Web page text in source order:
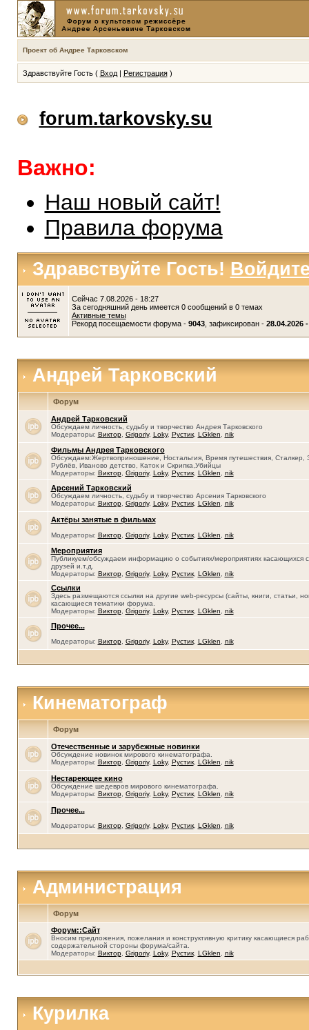
Проект об Андрее Тарковском
Здравствуйте Гость ( Вход| Регистрация)
forum.tarkovsky.su
Важно:
Наш новый сайт!
Правила форума
Здравствуйте Гость!
Сейчас 7.08.2026 - 18:27
За сегодняшний день имеется 0 сообщений в 0 темах
Активные темы
Рекорд посещаемости форума - 9043, зафиксирован - 28.04.2026
Андрей Тарковский
Форум
Андрей Тарковский
Обсуждаем личность, судьбу и творчество Андрея Тарковского
Модераторы: Виктор, Grigoriy, Loky, Рустик, LGklen nik
Фильмы Андрея Тарковского
Обсуждаем:Жертвоприношение, Ностальгия, Время путешествия, Сталкер,
Рублёв, Иваново детство, Каток и Скрипка,Убийцы
Модераторы: Виктор, Grigoriy, Loky, Рустик, LGklen nik
Арсений Тарковский
Обсуждаем личность, судьбу и творчество Арсения Тарковского
Модераторы: Виктор, Grigoriy, Loky, Рустик, LGklen nik
Актёры занятые в фильмах
Модераторы: Виктор, Grigoriy, Loky, Рустик, LGklen nik
Мероприятия
Публикуем/обсуждаем информацию о событиях/мероприятиях касающихся
друзей и.т.д.
Модераторы: Виктор, Grigoriy, Loky, Рустик, LGklen nik
Ссылки
Здесь размещаются ссылки на другие web-ресурсы (сайты, книги, статьи,
касающиеся тематики форума.
Модераторы: Виктор, Grigoriy, Loky, Рустик, LGklen nik
Прочее...
Модераторы: Виктор, Grigoriy, Loky, Рустик, LGklen nik
Кинематограф
Форум
Отечественные и зарубежные новинки
Обсуждение новинок мирового кинематографа.
Модераторы: Виктор, Grigoriy, Loky, Рустик, LGklen nik
Нестареющее кино
Обсуждение шедевров мирового кинематографа.
Модераторы: Виктор, Grigoriy, Loky, Рустик, LGklen nik
Прочее...
Модераторы: Виктор, Grigoriy, Loky, Рустик, LGklen nik
Администрация
Форум
Форум::Сайт
Вносим предложения, пожелания и конструктивную критику касающиеся
содержательной стороны форума/сайта.
Модераторы: Виктор, Grigoriy, Loky, Рустик, LGklen nik
Курилка